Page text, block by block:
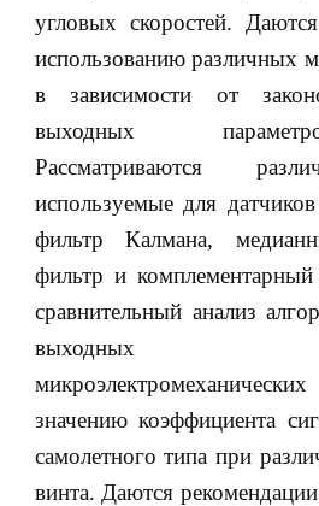
угловых скоростей.
использованию различных
в зависимости от
выходных
Рассматриваются
используемые для
фильтр Калмана,
фильтр и
сравнительный анализ
выходных
значению коэффициента
самолетного типа при
винта. Даются